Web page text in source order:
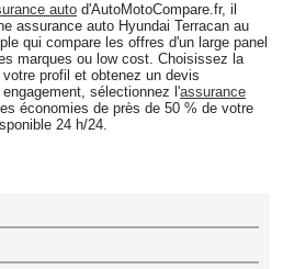
auto d'AutoMotoCompare.fr, il
assurance auto Hyundai Terracan au
qui compare les offres d'un large panel
marques ou low cost. Choisissez la
profil et obtenez un devis
sélectionnez l'assurance
économies de près de 50 % de votre
24 h/24.